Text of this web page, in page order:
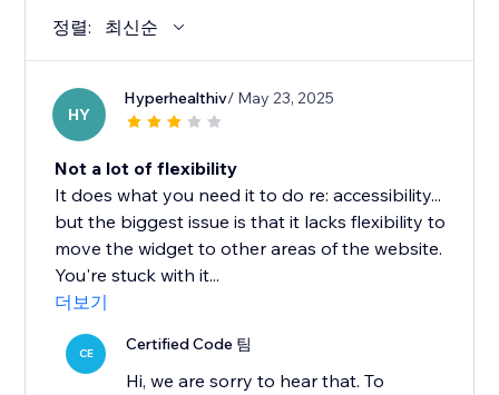
정렬: 최신순
HY
Hyperhealthiv/ May 23, 2025
Not a lot of flexibility
It does what you need it to do re: accessibility...
but the biggest issue is that it lacks flexibility to
move the widget to other areas of the website.
You're stuck with it...
더보기
CE Certified Code 팀
Hi, we are sorry to hear that. To